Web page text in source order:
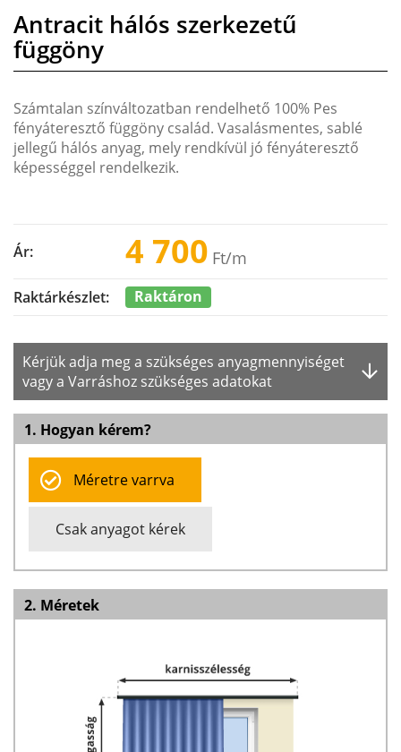
Antracit hálós szerkezetű
függöny
Számtalan színváltozatban rendelhető 100% Pes
fényáteresztő függöny család. Vasalásmentes, sablé
jellegű hálós anyag, mely rendkívül jó fényáteresztő
képességgel rendelkezik.
Ár: 4 700 Ft/m
Raktárkészlet: Raktáron
Kérjük adja meg a szükséges anyagmennyiséget
vagy a Varráshoz szükséges adatokat
1. Hogyan kérem?
Méretre varrva
Csak anyagot kérek
2. Méretek